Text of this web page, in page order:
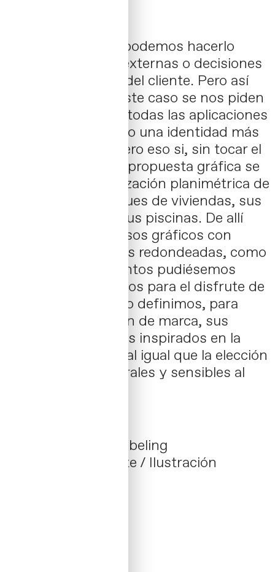
Hay veces que no podemos hacerlo
todo, por razones externas o decisiones
internas por parte del cliente. Pero así
son los retos. En este caso se nos piden
que desarrollemos todas las aplicaciones
de marca diseñando una identidad más
contemporanea, pero eso si, sin tocar el
logo 🤷🏽‍♂️ . Nuestra propuesta gráfica se
inspira en la visualización planimétrica de
un barrio, sus bloques de viviendas, sus
espacios verdes , sus piscinas. De allí
surgen estos recursos gráficos con
formas geómetricas redondeadas, como
si con estos elementos pudiésemos
jugar y crear espacios para el disfrute de
las personas. Luego definimos, para
completar la imagen de marca, sus
tipografías y colores inspirados en la
zona: arena y mar, al igual que la elección
de materiales naturales y sensibles al
/ Labeling
Packaging / Dir. Arte / Ilustración